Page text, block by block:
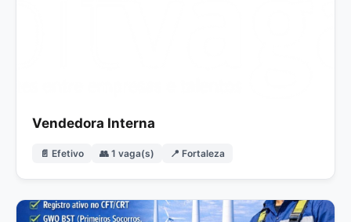
Vendedora Interna
📄 Efetivo 👥 1 vaga(s) 📍 Fortaleza